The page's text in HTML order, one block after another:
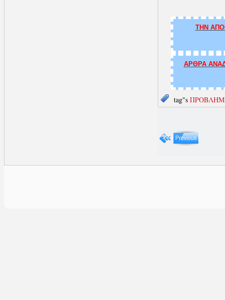
ΤΗΝ
ΑΡΘΡΑ
tag"s